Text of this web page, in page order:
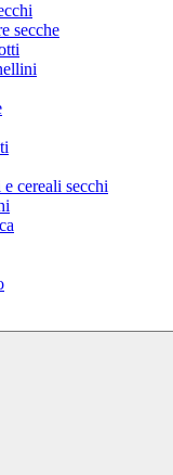
secche
cereali secchi